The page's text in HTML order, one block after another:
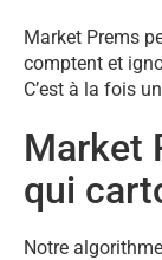
Market Prems
comptent et
C’est à la fois
Market
qui
Notre